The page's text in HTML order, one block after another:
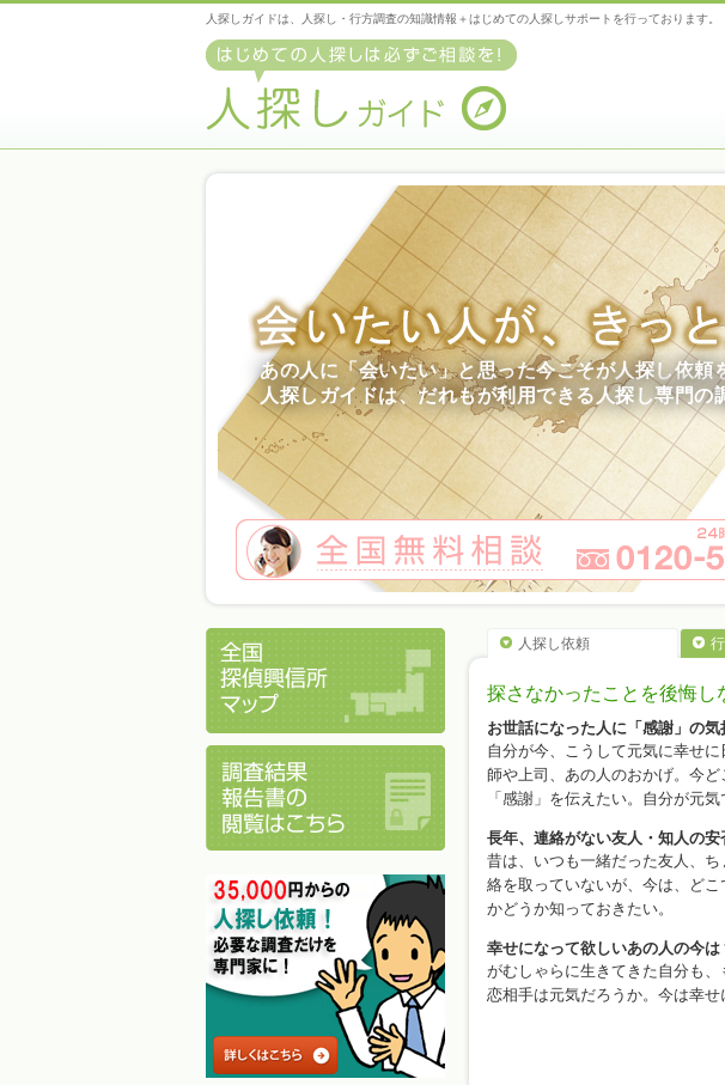
人探し ガイドは、人探し・行方調査の知識情報＋はじめての人探しサポートを行っております。
あの人に「会いたい」と思った今こそが人探し依頼
人探しガイドは、だれもが利用できる人探し専門の
人探し依頼
探さなかったことを後悔し
お世話になった人に「感謝」の気
自分が今、こうして元気に幸せ
師や上司、あの人のおかげ。今
「感謝」を伝えたい。自分が元
長年、連絡がない友人・知人の安
昔は、いつも一緒だった友人、
絡を取っていないが、今は、ど
かどうか知っておきたい。
幸せになって欲しいあの人の今は
がむしゃらに生きてきた自分も
恋相手は元気だろうか。今は幸せ